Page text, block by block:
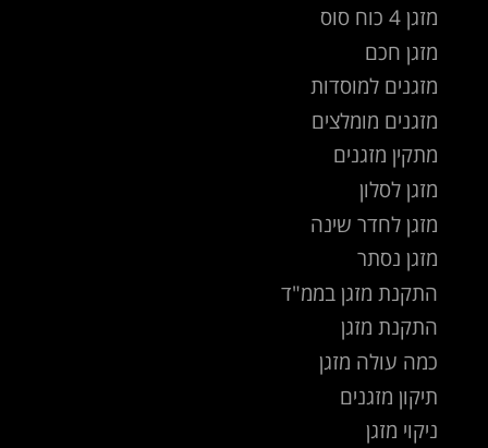
מזגן 4 כוח סוס
מזגן חכם
מזגנים למוסדות
מזגנים מומלצים
מתקין מזגנים
מזגן לסלון
מזגן לחדר שינה
מזגן נסתר
התקנת מזגן בממ"ד
התקנת מזגן
כמה עולה מזגן
תיקון מזגנים
ניקוי מזגן